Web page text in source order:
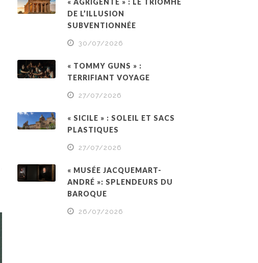
DE L’ILLUSION
SUBVENTIONNÉE
30/07/2026
« TOMMY GUNS » :
TERRIFIANT VOYAGE
27/07/2026
« SICILE » : SOLEIL ET SACS
PLASTIQUES
27/07/2026
« MUSÉE JACQUEMART-
ANDRÉ »: SPLENDEURS DU
BAROQUE
26/07/2026